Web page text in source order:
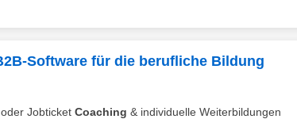
Software für die berufliche Bildung
Jobticket Coaching & individuelle Weiterbildungen